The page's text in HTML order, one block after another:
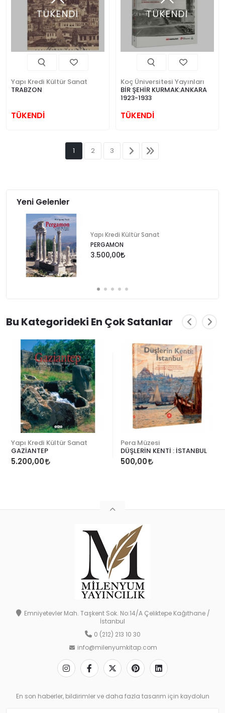
TÜKENDİ
Yapı Kredi Kültür Sanat
TRABZON
TÜKENDİ
TÜKENDİ
Koç Üniversitesi Yayınları
BİR ŞEHİR KURMAK:ANKARA
1923-1933
TÜKENDİ
1 2 3
Yeni Gelenler
Yapı Kredi Kültür Sanat
PERGAMON
3.500,00
Bu Kategorideki En Çok Satanlar
Yapı Kredi Kültür Sanat
GAZİANTEP
5.200,00
Pera Müzesi
DÜŞLERİN KENTİ : İSTANBUL
500,00
Emniyetevler Mah. Taşkent Sok. No:14/A Çeliktepe Kağıthane /
İstanbul
0 (212) 213 10 30
info@milenyumkitap.com
En son haberler, bildirimler ve daha fazla tasarım için kaydolun